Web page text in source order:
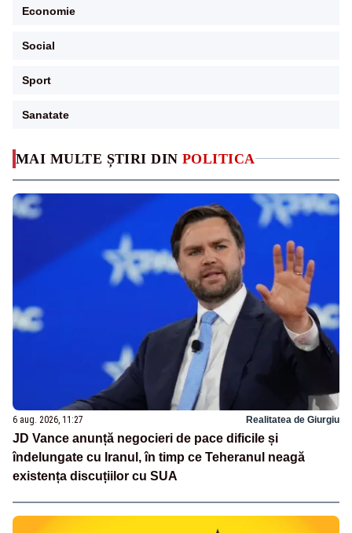
MAI MULTE ȘTIRI DIN POLITICA
6 aug. 2026, 11:27 Realitatea de Giurgiu
JD Vance anunță negocieri de pace dificile și
îndelungate cu Iranul, în timp ce Teheranul neagă
existența discuțiilor cu SUA
Economie
Social
Sport
Sanatate